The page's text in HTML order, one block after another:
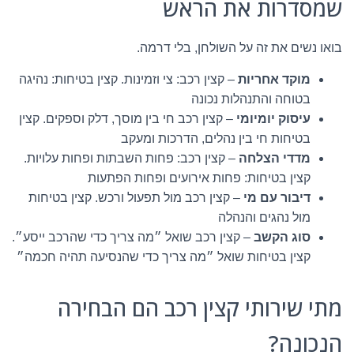
שמסדרות את הראש
בואו נשים את זה על השולחן, בלי דרמה.
מוקד אחריות – קצין רכב: צי וזמינות. קצין בטיחות: נהיגה
בטוחה והתנהלות נכונה
עיסוק יומיומי – קצין רכב חי בין מוסך, דלק וספקים. קצין
בטיחות חי בין נהלים, הדרכות ומעקב
מדדי הצלחה – קצין רכב: פחות השבתות ופחות עלויות.
קצין בטיחות: פחות אירועים ופחות הפתעות
דיבור עם מי – קצין רכב מול תפעול ורכש. קצין בטיחות
מול נהגים והנהלה
סוג הקשב – קצין רכב שואל ״מה צריך כדי שהרכב ייסע״.
קצין בטיחות שואל ״מה צריך כדי שהנסיעה תהיה חכמה״
מתי שירותי קצין רכב הם הבחירה
הנכונה?